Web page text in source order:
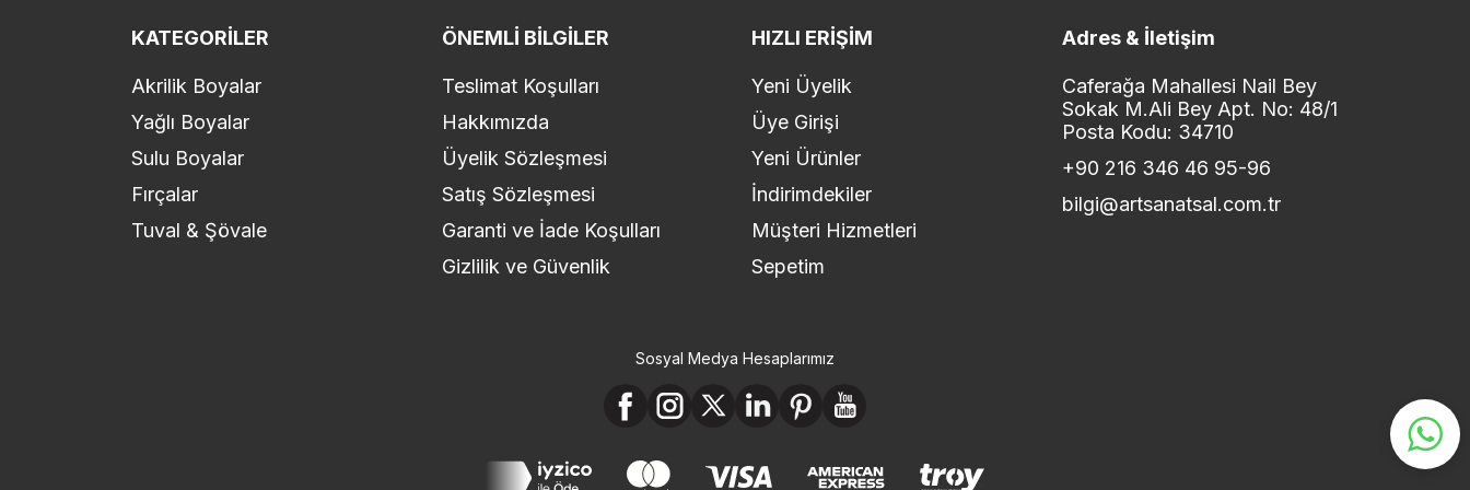
KATEGORILER
Akrilik Boyalar
Yağlı Boyalar
Sulu Boyalar
Fırçalar
Tuval & Şövale
ÖNEMLI BILGILER
Teslimat Koşulları
Hakkımızda
Üyelik Sözleşmesi
Satış Sözleşmesi
Garanti ve İade Koşulları
Gizlilik ve Güvenlik
HIZLI ERIŞIM
Yeni Üyelik
Üye Girişi
Yeni Ürünler
İndirimdekiler
Müşteri Hizmetleri
Sepetim
Adres & İletişim
Caferağa Mahallesi Nail Bey
Sokak M.Ali Bey Apt. No: 48/1
Posta Kodu: 34710
+90 216 346 46 95-96
bilgi@artsanatsal.com.tr
Sosyal Medya Hesaplarımız